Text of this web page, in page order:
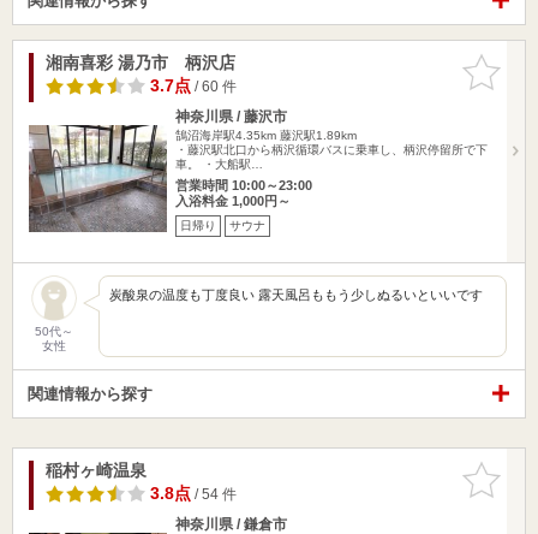
お気に入
りに追加
湘南喜彩 湯乃市 柄沢店
3.7点/ 60 件
神奈川県 / 藤沢市
鵠沼海岸駅4.35km 藤沢駅1.89km
・藤沢駅北口から柄沢循環バスに乗車し、柄沢停留所で下
車。 ・大船駅…
営業時間 10:00～23:00
入浴料金 1,000円～
日帰り サウナ
50代～
女性
炭酸泉の温度も丁度良い 露天風呂ももう少しぬるいといいです
関連情報から探す
お気に入
りに追加
稲村ヶ崎温泉
3.8点/ 54 件
神奈川県 / 鎌倉市